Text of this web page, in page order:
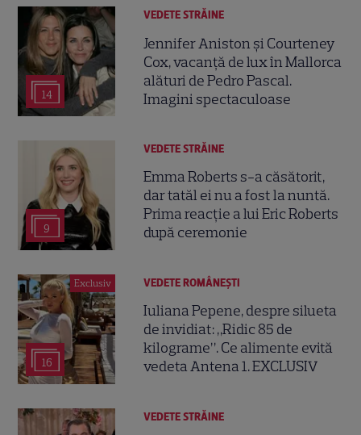
14
VEDETE STRĂINE
Jennifer Aniston și Courteney
Cox, vacanță de lux în Mallorca
alături de Pedro Pascal.
Imagini spectaculoase
9
VEDETE STRĂINE
Emma Roberts s-a căsătorit,
dar tatăl ei nu a fost la nuntă.
Prima reacție a lui Eric Roberts
după ceremonie
Exclusiv
16
VEDETE ROMÂNEŞTI
Iuliana Pepene, despre silueta
de invidiat: „Ridic 85 de
kilograme”. Ce alimente evită
vedeta Antena 1. EXCLUSIV
VEDETE STRĂINE